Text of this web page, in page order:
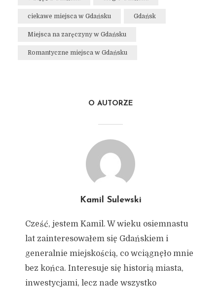
ciekawe miejsca w Gdańsku Gdańsk
Miejsca na zaręczyny w Gdańsku
Romantyczne miejsca w Gdańsku
O AUTORZE
Kamil Sulewski
Cześć, jestem Kamil. W wieku osiemnastu
lat zainteresowałem się Gdańskiem i
generalnie miejskością, co wciągnęło mnie
bez końca. Interesuje się historią miasta,
inwestycjami, lecz nade wszystko